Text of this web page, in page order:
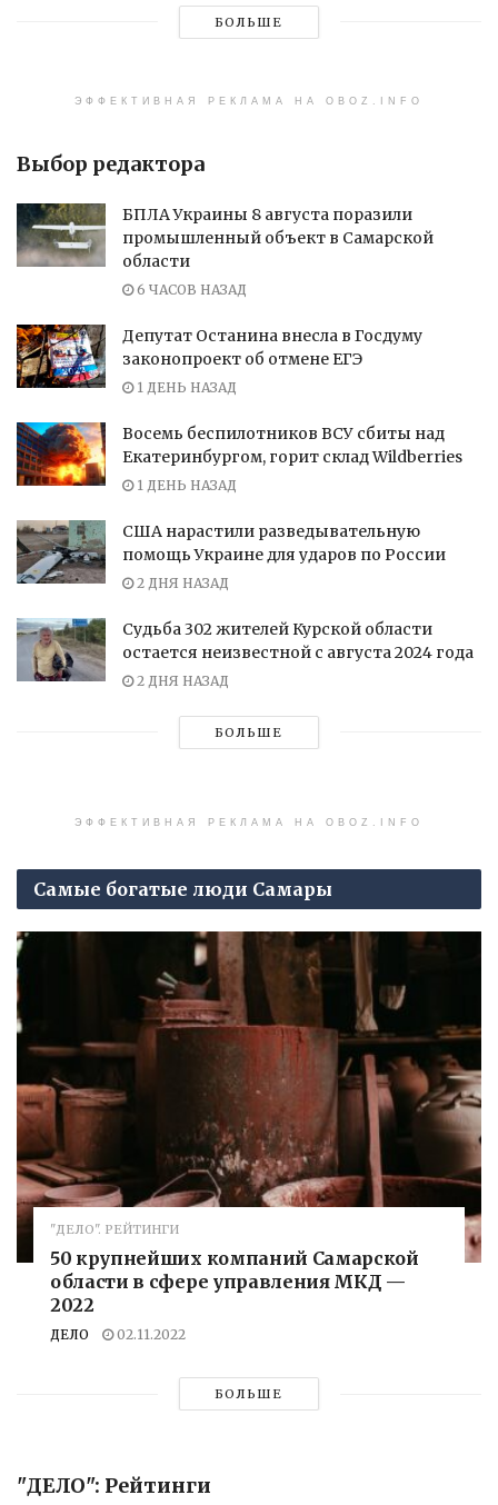
БОЛЬШЕ
ЭФФЕКТИВНАЯ РЕКЛАМА НА OBOZ.INFO
Выбор редактора
БПЛА Украины 8 августа поразили
промышленный объект в Самарской
области
6 ЧАСОВ НАЗАД
Депутат Останина внесла в Госдуму
законопроект об отмене ЕГЭ
1 ДЕНЬ НАЗАД
Восемь беспилотников ВСУ сбиты над
Екатеринбургом, горит склад Wildberries
1 ДЕНЬ НАЗАД
США нарастили разведывательную
помощь Украине для ударов по России
2 ДНЯ НАЗАД
Судьба 302 жителей Курской области
остается неизвестной с августа 2024 года
2 ДНЯ НАЗАД
БОЛЬШЕ
ЭФФЕКТИВНАЯ РЕКЛАМА НА OBOZ.INFO
Самые богатые люди Самары
"ДЕЛО". РЕЙТИНГИ
50 крупнейших компаний Самарской
области в сфере управления МКД —
2022
ДЕЛО 02.11.2022
БОЛЬШЕ
"ДЕЛО": Рейтинги